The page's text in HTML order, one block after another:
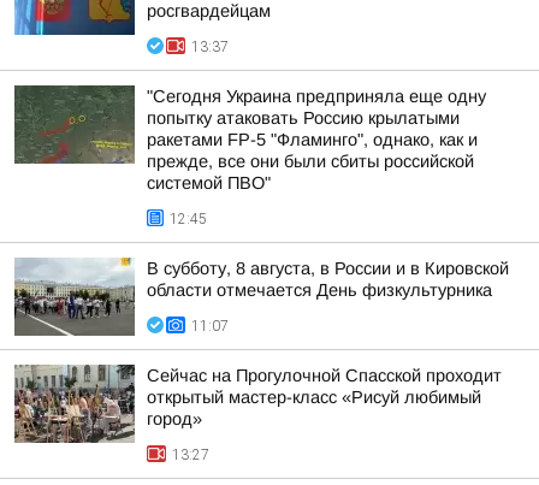
росгвардейцам
13:37
"Сегодня Украина предприняла еще одну
попытку атаковать Россию крылатыми
ракетами FP-5 "Фламинго", однако, как и
прежде, все они были сбиты российской
системой ПВО"
12:45
В субботу, 8 августа, в России и в Кировской
области отмечается День физкультурника
11:07
Сейчас на Прогулочной Спасской проходит
открытый мастер-класс «Рисуй любимый
город»
13:27